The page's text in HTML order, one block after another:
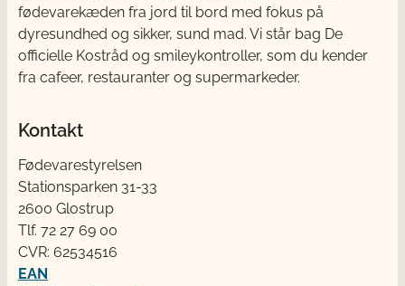
fødevarekæden fra jord til bord med fokus på
dyresundhed og sikker, sund mad. Vi står bag De
officielle Kostråd og smileykontroller, som du kender
fra cafeer, restauranter og supermarkeder.
Kontakt
Fødevarestyrelsen
Stationsparken 31-33
2600 Glostrup
Tlf. 72 2​​​7 69 00
CVR: 62534516
EAN